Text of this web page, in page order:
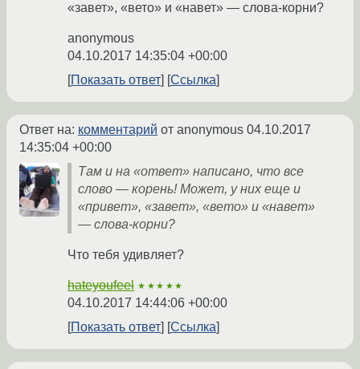
«завет», «вето» и «навет» — слова-корни?
anonymous
04.10.2017 14:35:04 +00:00
Показать ответ
Ссылка
Ответ на: комментарий от anonymous 04.10.2017
14:35:04 +00:00
Там и на «ответ» написано, что все
слово — корень! Может, у них еще и
«привет», «завет», «вето» и «навет»
— слова-корни?
Что тебя удивляет?
hateyoufeel ★★★★★
04.10.2017 14:44:06 +00:00
Показать ответ
Ссылка